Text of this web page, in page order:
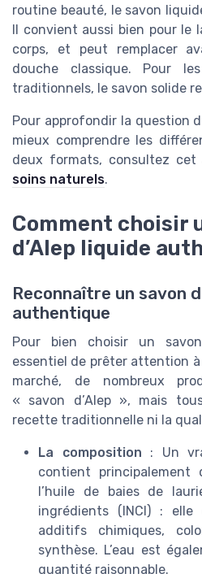
routine beauté, le savon
Il convient aussi bien pour le
corps, et peut remplacer
douche classique. Pour
traditionnels, le savon solide
Pour approfondir la question
mieux comprendre les
deux formats, consultez cet
soins naturels.
Comment choisir
d’Alep liquide
Reconnaître un savon
authentique
Pour bien choisir un
essentiel de prêter attention
marché, de nombreux
« savon d’Alep », mais
recette traditionnelle ni la
La composition : Un
contient principalement
l’huile de baies de
ingrédients (INCI) :
additifs chimiques,
synthèse. L’eau est
quantité raisonnable.